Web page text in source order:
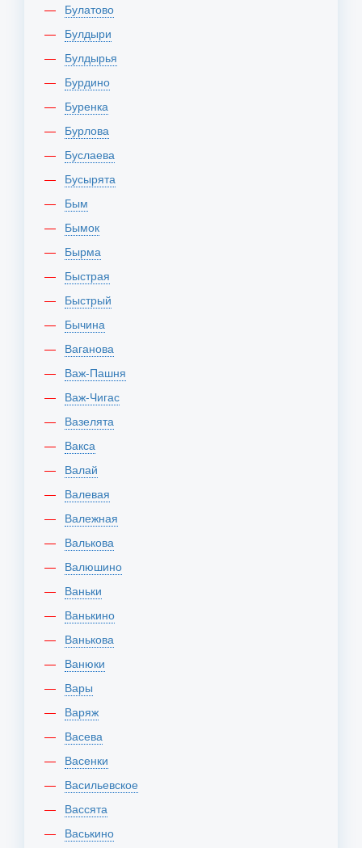
Булатово
Булдыри
Булдырья
Бурдино
Буренка
Бурлова
Буслаева
Бусырята
Бым
Бымок
Бырма
Быстрая
Быстрый
Бычина
Ваганова
Важ-Пашня
Важ-Чигас
Вазелята
Вакса
Валай
Валевая
Валежная
Валькова
Валюшино
Ваньки
Ванькино
Ванькова
Ванюки
Вары
Варяж
Васева
Васенки
Васильевское
Вассята
Васькино